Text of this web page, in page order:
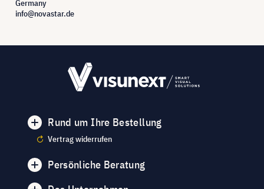
Germany
info@novastar.de
Rund um Ihre Bestellung
Vertrag widerrufen
Persönliche Beratung